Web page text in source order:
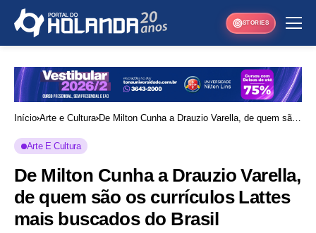
STORIES
Início Arte e Cultura De Milton Cunha a Drauzio Varella, de quem são
Arte E Cultura
De Milton Cunha a Drauzio Varella,
de quem são os currículos Lattes
mais buscados do Brasil